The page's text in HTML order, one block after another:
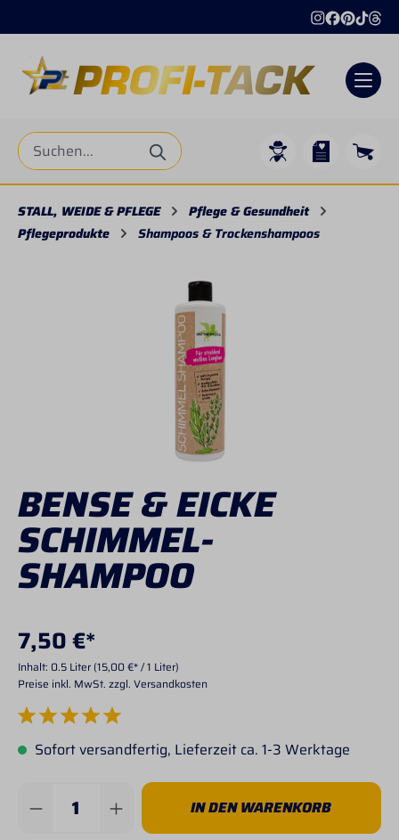
STALL, WEIDE & PFLEGE
Pflege & Gesundheit
Pflegeprodukte
Shampoos & Trockenshampoos
Bildergalerie überspringen
BENSE & EICKE
SCHIMMEL-
SHAMPOO
7,50 €*
Inhalt: 0.5 Liter (15,00 €* / 1 Liter)
Preise inkl. MwSt. zzgl. Versandkosten
Durchschnittliche Bewertung von 5 von 5 Sternen
Sofort versandfertig, Lieferzeit ca. 1-3 Werktage
Produkt Anzahl: Gib den gewünschten
IN DEN WARENKORB